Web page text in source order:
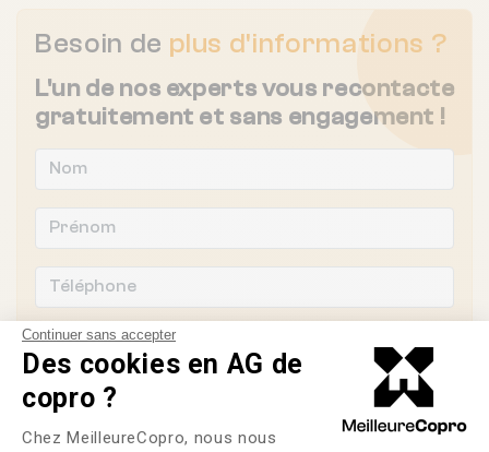
Continuer sans accepter
Des cookies en AG de
copro ?
Plateforme de Gestion du
Chez MeilleureCopro, nous nous
Besoin de plus d'informations ?
L'un de nos experts vous recontacte
gratuitement et sans engagement !